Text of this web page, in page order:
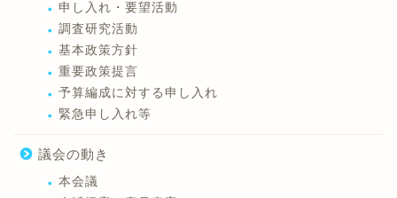
申し入れ・要望活動
調査研究活動
基本政策方針
重要政策提言
予算編成に対する申し入れ
緊急申し入れ等
議会の動き
本会議